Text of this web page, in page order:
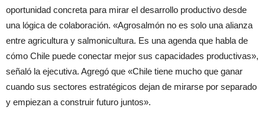
oportunidad concreta para mirar el desarrollo productivo desde
una lógica de colaboración. «Agrosalmón no es solo una alianza
entre agricultura y salmonicultura. Es una agenda que habla de
cómo Chile puede conectar mejor sus capacidades productivas»,
señaló la ejecutiva. Agregó que «Chile tiene mucho que ganar
cuando sus sectores estratégicos dejan de mirarse por separado
y empiezan a construir futuro juntos».